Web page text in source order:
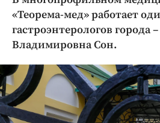
Криминал
Культура
Недвижимость и ЖКХ
Образование
Общество
Погода
Праздники
«Теорема-мед» работает
гастроэнтерологов города
Владимировна Сон.